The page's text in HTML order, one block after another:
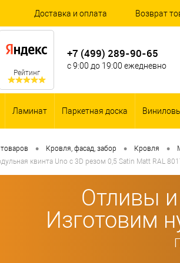
Доставка и оплата Возврат
Рейтинг
+7 (499) 289-90-65
с 9:00 до 19:00 ежедневно
Ламинат Паркетная доска
• Кровля, фасад, забор • Кровля •
квинта Uno c 3D резом 0,5 Satin Matt RAL
Отливы
Изготовим